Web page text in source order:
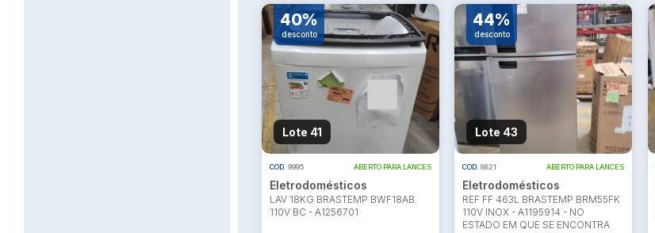
40%
desconto
Lote 41
COD. 9995 ABERTO PARA LANCES
Eletrodomésticos
LAV 18KG BRASTEMP BWF18AB
110V BC - A1256701
44%
desconto
Lote 43
COD. 8821 ABERTO PARA LANCES
Eletrodomésticos
REF FF 463L BRASTEMP BRM55FK
110V INOX - A1195914 - NO
ESTADO EM QUE SE ENCONTRA